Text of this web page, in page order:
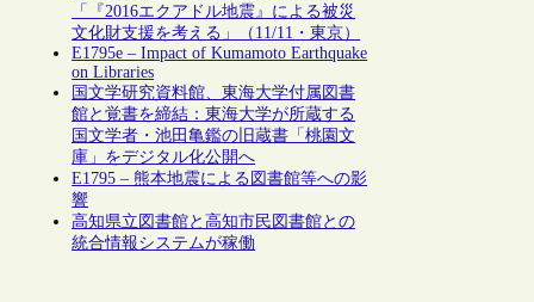
「『2016エクアドル地震』による被災
文化財支援を考える」（11/11・東京）
E1795e – Impact of Kumamoto Earthquake
on Libraries
国文学研究資料館、東海大学付属図書
館と覚書を締結：東海大学が所蔵する
国文学者・池田亀鑑の旧蔵書「桃園文
庫」をデジタル化公開へ
E1795 – 熊本地震による図書館等への影
響
高知県立図書館と高知市民図書館との
統合情報システムが稼働